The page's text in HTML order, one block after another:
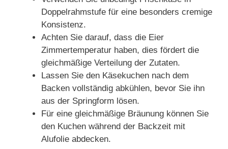
Doppelrahmstufe für eine besonders cremige
Konsistenz.
Achten Sie darauf, dass die Eier
Zimmertemperatur haben, dies fördert die
gleichmäßige Verteilung der Zutaten.
Lassen Sie den Käsekuchen nach dem
Backen vollständig abkühlen, bevor Sie ihn
aus der Springform lösen.
Für eine gleichmäßige Bräunung können Sie
den Kuchen während der Backzeit mit
Alufolie abdecken.